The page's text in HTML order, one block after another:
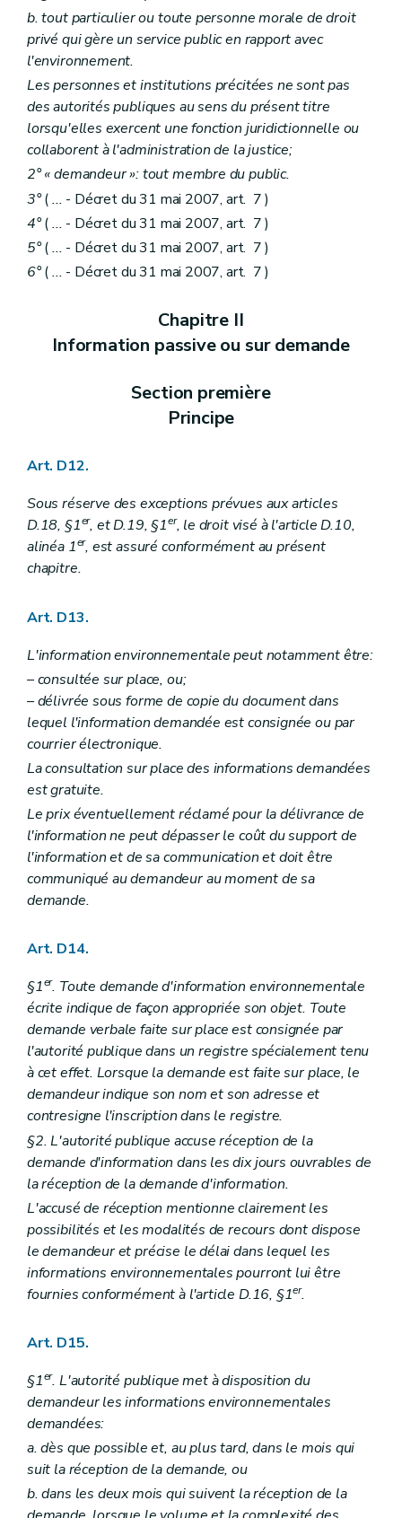
b. tout particulier ou toute personne morale de droit
privé qui gère un service public en rapport avec
l'environnement.
Les personnes et institutions précitées ne sont pas
des autorités publiques au sens du présent titre
lorsqu'elles exercent une fonction juridictionnelle ou
collaborent à l'administration de la justice;
2° « demandeur »: tout membre du public.
3°(... - Décret du 31 mai 2007, art. 7 )
4°(... - Décret du 31 mai 2007, art. 7 )
5°(... - Décret du 31 mai 2007, art. 7 )
6°(... - Décret du 31 mai 2007, art. 7 )
Chapitre II
Information passive ou sur demande
Section première
Principe
Art. D12.
Sous réserve des exceptions prévues aux articles
D.18, §1er, et D.19, §1er, le droit visé à l'article D.10,
alinéa 1er, est assuré conformément au présent
chapitre.
Art. D13.
L'information environnementale peut notamment être:
– consultée sur place, ou;
– délivrée sous forme de copie du document dans
lequel l'information demandée est consignée ou par
courrier électronique.
La consultation sur place des informations demandées
est gratuite.
Le prix éventuellement réclamé pour la délivrance de
l'information ne peut dépasser le coût du support de
l'information et de sa communication et doit être
communiqué au demandeur au moment de sa
demande.
Art. D14.
§1er. Toute demande d'information environnementale
écrite indique de façon appropriée son objet. Toute
demande verbale faite sur place est consignée par
l'autorité publique dans un registre spécialement tenu
à cet effet. Lorsque la demande est faite sur place, le
demandeur indique son nom et son adresse et
contresigne l'inscription dans le registre.
§2. L'autorité publique accuse réception de la
demande d'information dans les dix jours ouvrables de
la réception de la demande d'information.
L'accusé de réception mentionne clairement les
possibilités et les modalités de recours dont dispose
le demandeur et précise le délai dans lequel les
informations environnementales pourront lui être
fournies conformément à l'article D.16, §1er.
Art. D15.
§1er. L'autorité publique met à disposition du
demandeur les informations environnementales
demandées:
a. dès que possible et, au plus tard, dans le mois qui
suit la réception de la demande, ou
b. dans les deux mois qui suivent la réception de la